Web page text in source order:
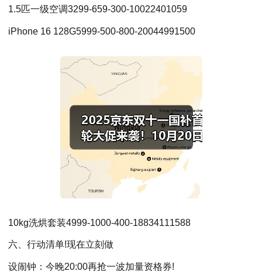
1.5匹一级空调3299-659-300-10022401059
iPhone 16 128G5999-500-800-20044991500
10kg洗烘套装4999-1000-400-18834111588
六、行动清单!现在立刻做
设闹钟：今晚20:00再抢一波加量资格券!